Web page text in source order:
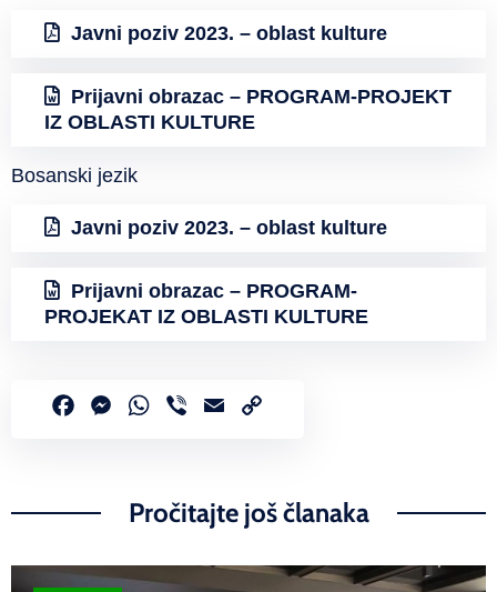
Javni poziv 2023. – oblast kulture
Prijavni obrazac – PROGRAM-PROJEKT
IZ OBLASTI KULTURE
Bosanski jezik
Javni poziv 2023. – oblast kulture
Prijavni obrazac – PROGRAM-
PROJEKAT IZ OBLASTI KULTURE
FacebookMessenger
WhatsApp
Viber Email
Pročitajte još članaka